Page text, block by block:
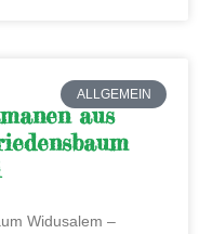
ALLGEMEIN
aus
Widusalem –